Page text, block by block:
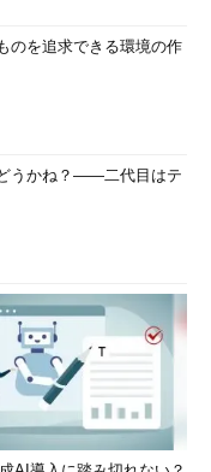
のを追求できる環境の作
うかね？――二代目はテ